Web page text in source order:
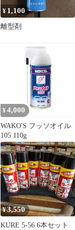
¥ 1,100
離型剤
¥ 4,000
WAKO'S フッソオイル
105 110g
¥3,550
KURE 5-56 6本セット